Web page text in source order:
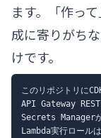
ます。「作っ
成に寄りがち
けです。
このリポジトリに
API Gateway
Secrets Manager
Lambda実行ロール